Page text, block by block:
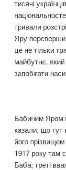
тисячі
тривали
Яру
це не тільки
майбутнє,
запобігати
Бабиним Яром
казали, що тут
його
1917 року там
Баба; треті